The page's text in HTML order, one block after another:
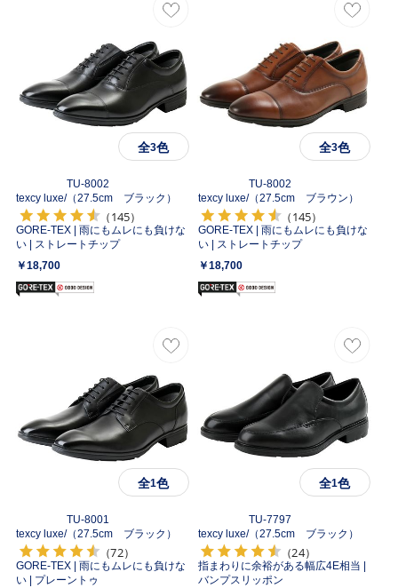
全3色
texcy luxe/
TU-8002
（27.5cm ブラック）
（145）
GORE-TEX | 雨にもムレにも負けな
い | ストレートチップ
￥18,700
全3色
texcy luxe/
TU-8002
（27.5cm ブラウン）
（145）
GORE-TEX | 雨にもムレにも負けな
い | ストレートチップ
￥18,700
全1色
texcy luxe/
TU-8001
（27.5cm ブラック）
（72）
GORE-TEX | 雨にもムレにも負けな
い | プレーントゥ
全1色
texcy luxe/
TU-7797
（27.5cm ブラック）
（24）
指まわりに余裕がある幅広4E相当 |
バンプスリッポン